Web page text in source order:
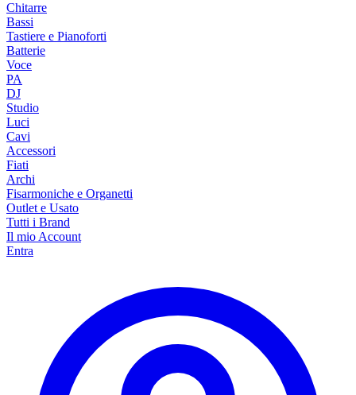
Chitarre
Bassi
Tastiere e Pianoforti
Batterie
Voce
PA
DJ
Studio
Luci
Cavi
Accessori
Fiati
Archi
Fisarmoniche e Organetti
Outlet e Usato
Tutti i Brand
Il mio Account
Entra